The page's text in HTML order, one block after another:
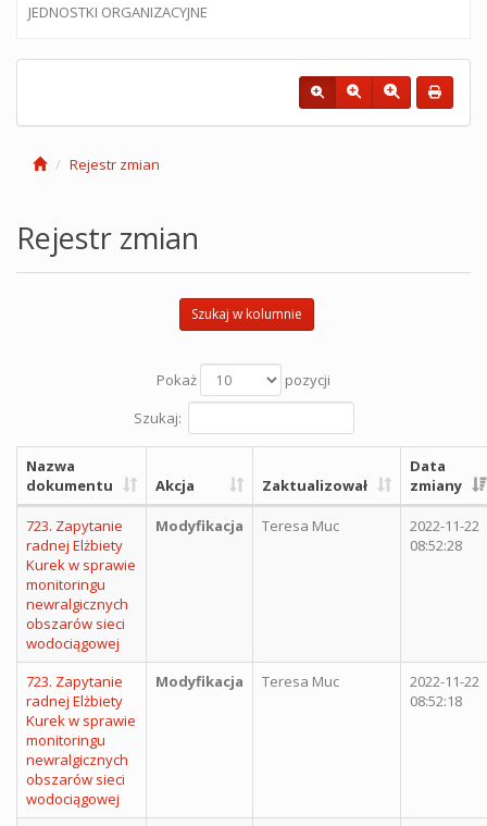
JEDNOSTKI ORGANIZACYJNE
Rejestr zmian
Rejestr zmian
Szukaj w kolumnie
Pokaż
pozycji
Szukaj:
Nazwa
dokumentu
Akcja Zaktualizował
Data
zmiany
723. Zapytanie
radnej Elżbiety
Kurek w sprawie
monitoringu
newralgicznych
obszarów sieci
wodociągowej
Modyfikacja Teresa Muc
2022-11-22
08:52:28
723. Zapytanie
radnej Elżbiety
Kurek w sprawie
monitoringu
newralgicznych
obszarów sieci
wodociągowej
Modyfikacja Teresa Muc
2022-11-22
08:52:18